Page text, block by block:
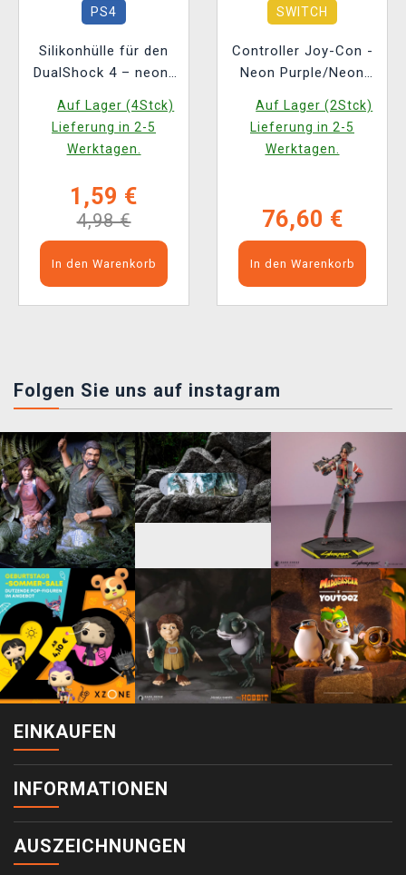
PS4
Silikonhülle für den
DualShock 4 – neon-
Auf Lager (4Stck)
Lieferung in 2-5
Werktagen.
1,59 €
4,98 €
In den Warenkorb
SWITCH
Controller Joy-Con -
Neon Purple/Neon
Auf Lager (2Stck)
Lieferung in 2-5
Werktagen.
76,60 €
In den Warenkorb
Folgen Sie uns auf instagram
EINKAUFEN
INFORMATIONEN
AUSZEICHNUNGEN